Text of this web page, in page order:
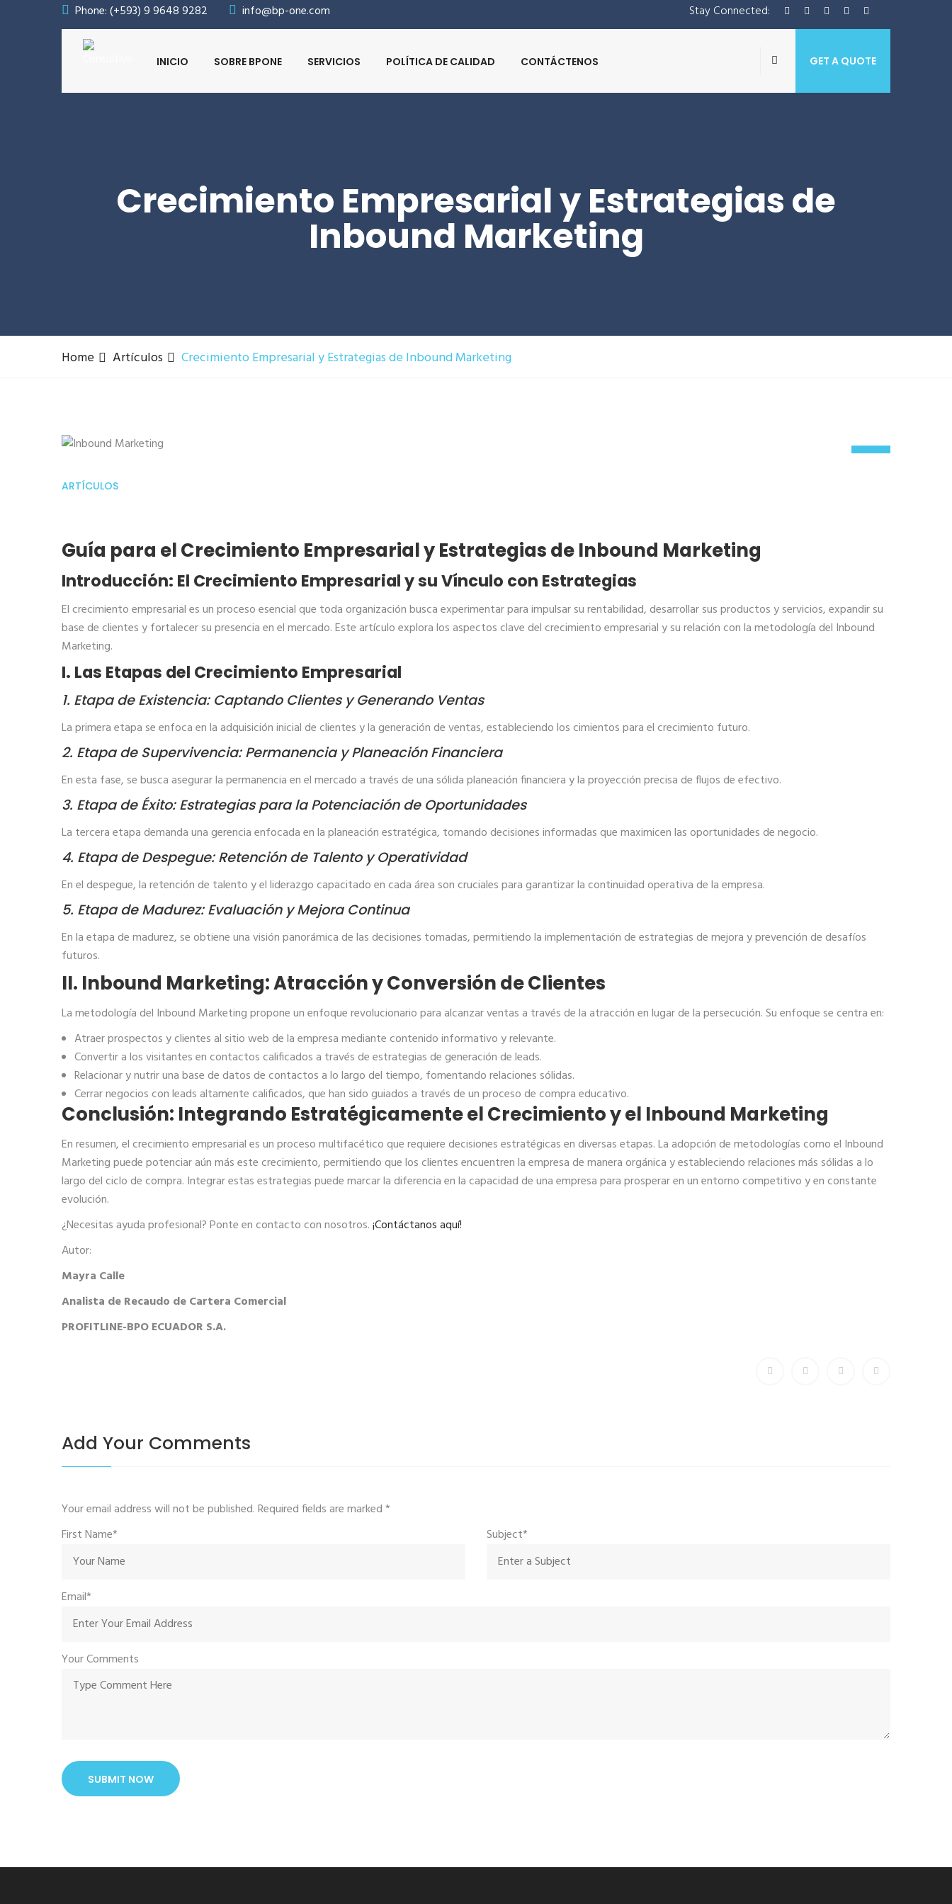
Phone: (+593) 9 9648 9282 info@bp-one.com Stay Connected:
INICIO SOBRE BPONE SERVICIOS POLÍTICA DE CALIDAD CONTÁCTENOS GET A QUOTE
Crecimiento Empresarial y Estrategias de
Inbound Marketing
Home Artículos Crecimiento Empresarial y Estrategias de Inbound Marketing
ARTÍCULOS
Guía para el Crecimiento Empresarial y Estrategias de Inbound Marketing
Introducción: El Crecimiento Empresarial y su Vínculo con Estrategias
El crecimiento empresarial es un proceso esencial que toda organización busca experimentar para impulsar su rentabilidad, desarrollar sus productos y servicios, expandir su
base de clientes y fortalecer su presencia en el mercado. Este artículo explora los aspectos clave del crecimiento empresarial y su relación con la metodología del Inbound
Marketing.
I. Las Etapas del Crecimiento Empresarial
1. Etapa de Existencia: Captando Clientes y Generando Ventas
La primera etapa se enfoca en la adquisición inicial de clientes y la generación de ventas, estableciendo los cimientos para el crecimiento futuro.
2. Etapa de Supervivencia: Permanencia y Planeación Financiera
En esta fase, se busca asegurar la permanencia en el mercado a través de una sólida planeación financiera y la proyección precisa de flujos de efectivo.
3. Etapa de Éxito: Estrategias para la Potenciación de Oportunidades
La tercera etapa demanda una gerencia enfocada en la planeación estratégica, tomando decisiones informadas que maximicen las oportunidades de negocio.
4. Etapa de Despegue: Retención de Talento y Operatividad
En el despegue, la retención de talento y el liderazgo capacitado en cada área son cruciales para garantizar la continuidad operativa de la empresa.
5. Etapa de Madurez: Evaluación y Mejora Continua
En la etapa de madurez, se obtiene una visión panorámica de las decisiones tomadas, permitiendo la implementación de estrategias de mejora y prevención de desafíos
futuros.
II. Inbound Marketing: Atracción y Conversión de Clientes
La metodología del Inbound Marketing propone un enfoque revolucionario para alcanzar ventas a través de la atracción en lugar de la persecución. Su enfoque se centra en:
Atraer prospectos y clientes al sitio web de la empresa mediante contenido informativo y relevante.
Convertir a los visitantes en contactos calificados a través de estrategias de generación de leads.
Relacionar y nutrir una base de datos de contactos a lo largo del tiempo, fomentando relaciones sólidas.
Cerrar negocios con leads altamente calificados, que han sido guiados a través de un proceso de compra educativo.
Conclusión: Integrando Estratégicamente el Crecimiento y el Inbound Marketing
En resumen, el crecimiento empresarial es un proceso multifacético que requiere decisiones estratégicas en diversas etapas. La adopción de metodologías como el Inbound
Marketing puede potenciar aún más este crecimiento, permitiendo que los clientes encuentren la empresa de manera orgánica y estableciendo relaciones más sólidas a lo
largo del ciclo de compra. Integrar estas estrategias puede marcar la diferencia en la capacidad de una empresa para prosperar en un entorno competitivo y en constante
evolución.
¿Necesitas ayuda profesional? Ponte en contacto con nosotros.¡Contáctanos aquí!
Autor:
Mayra Calle
Analista de Recaudo de Cartera Comercial
PROFITLINE-BPO ECUADOR S.A.
Add Your Comments
Your email address will not be published. Required fields are marked*
First Name*
Subject*
Email*
Your Comments
SUBMIT NOW